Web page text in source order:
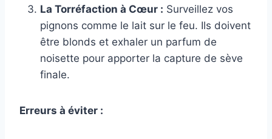
La Torréfaction à Cœur : Surveillez vos
pignons comme le lait sur le feu. Ils doivent
être blonds et exhaler un parfum de
noisette pour apporter la capture de sève
finale.
Erreurs à éviter :